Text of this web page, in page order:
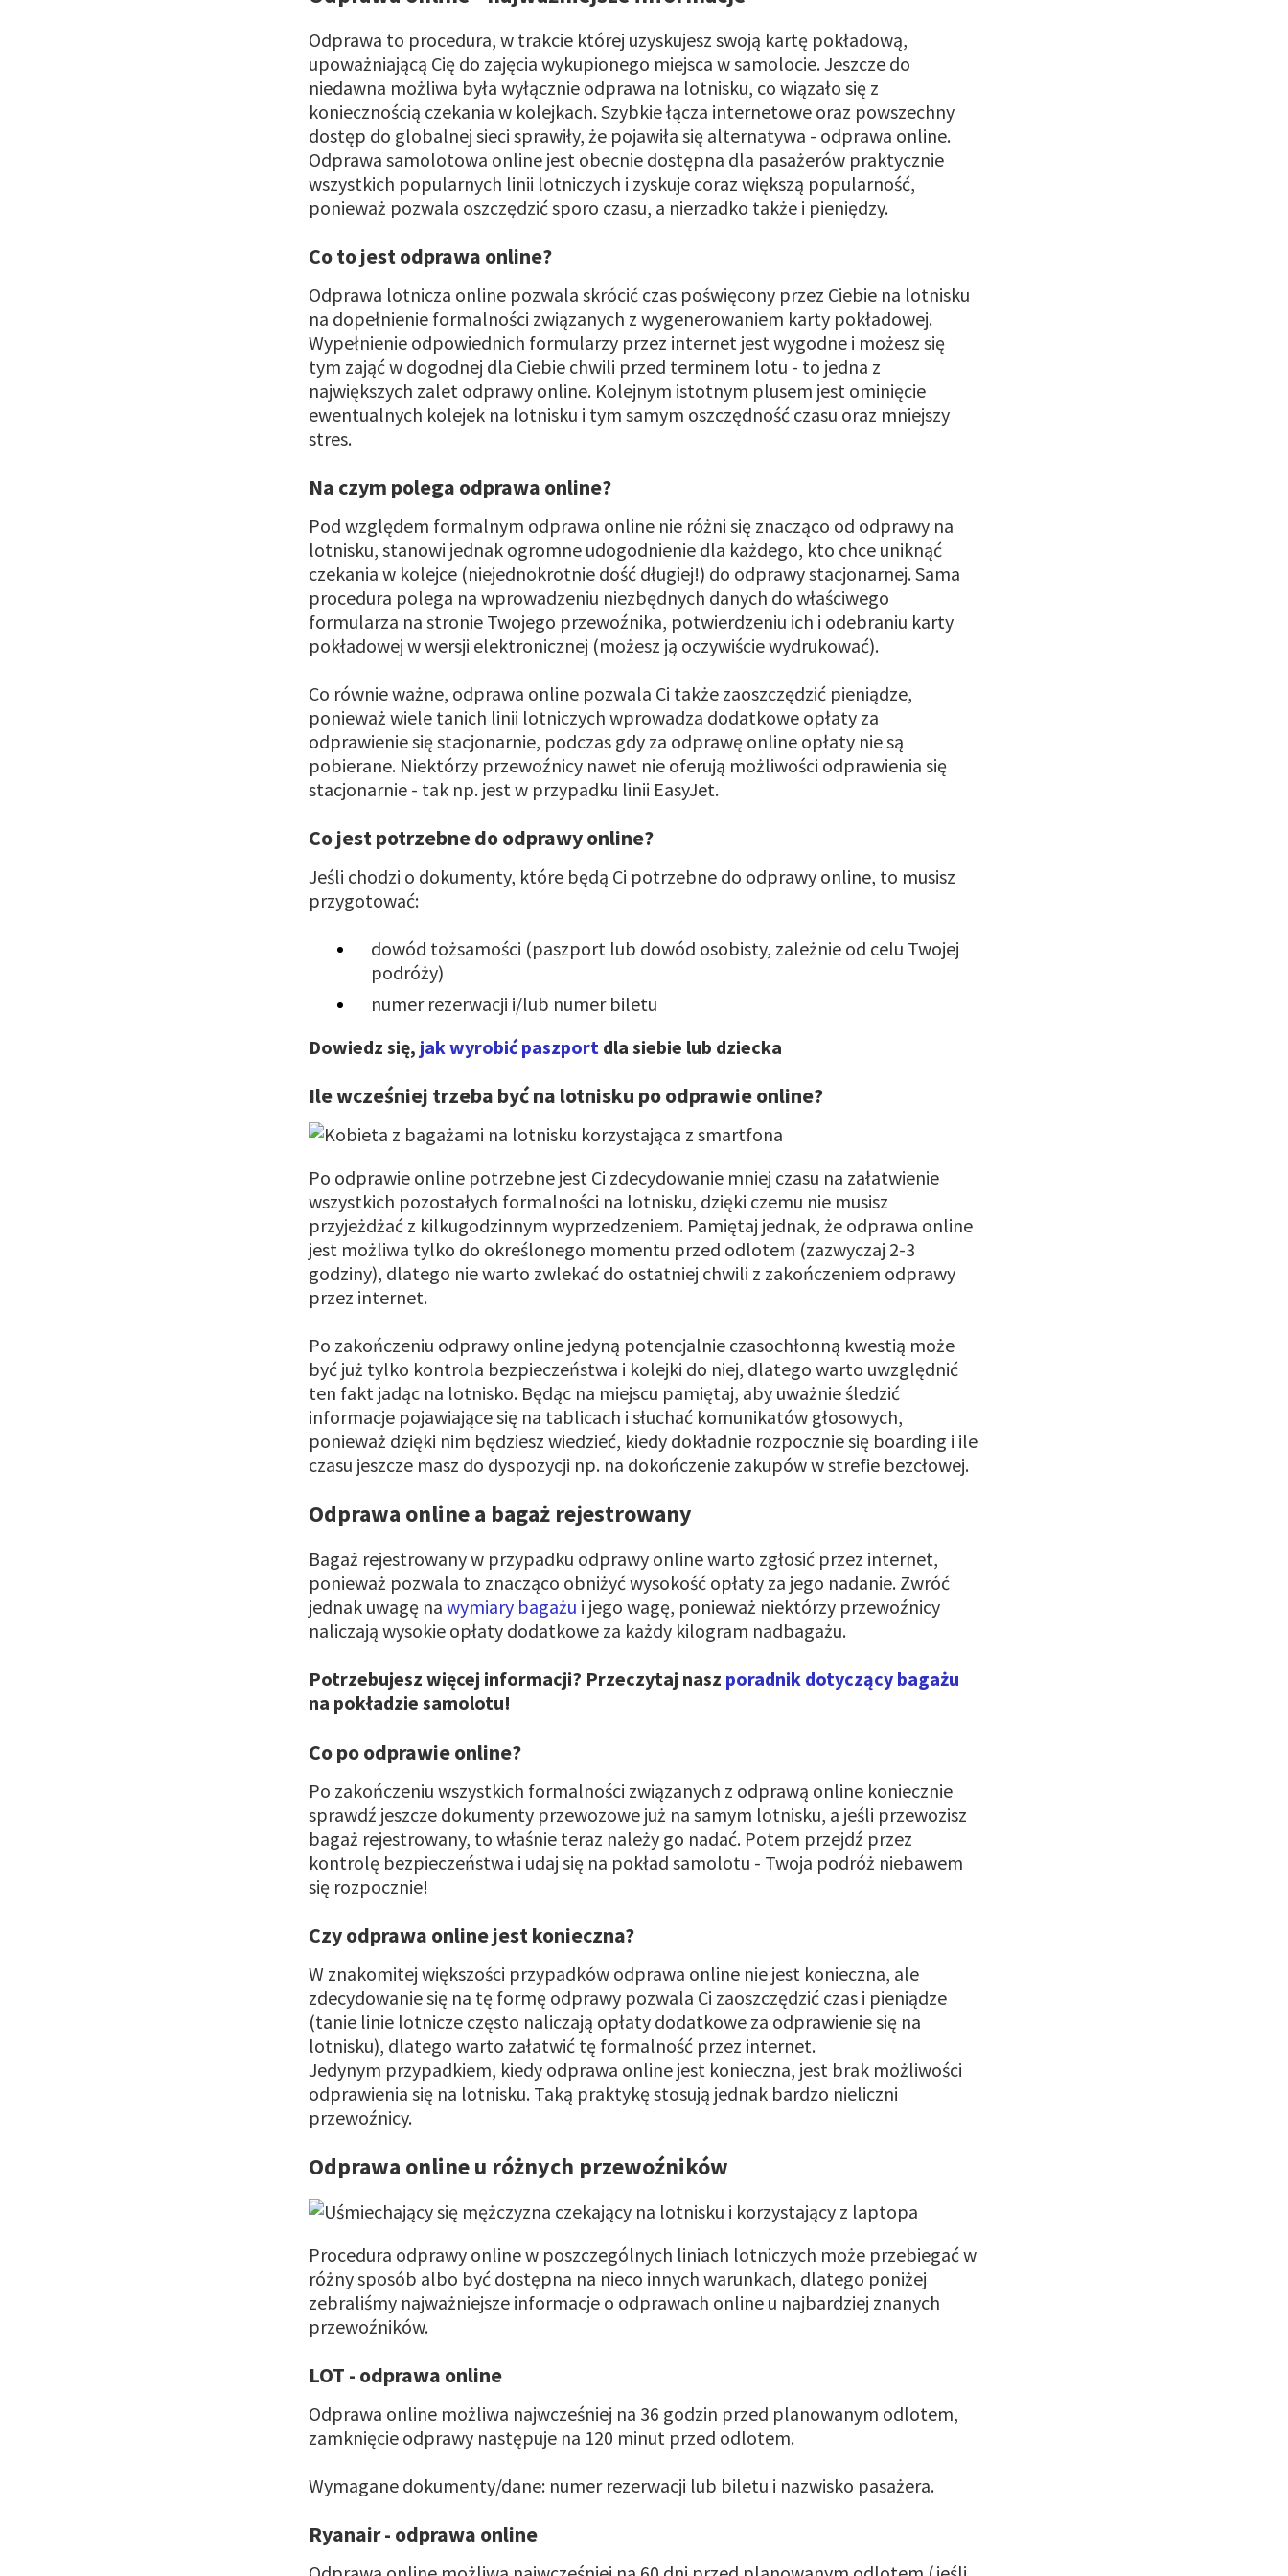
Odprawa to procedura, w trakcie której uzyskujesz swoją kartę pokładową,
upoważniającą Cię do zajęcia wykupionego miejsca w samolocie. Jeszcze do
niedawna możliwa była wyłącznie odprawa na lotnisku, co wiązało się z
koniecznością czekania w kolejkach. Szybkie łącza internetowe oraz powszechny
dostęp do globalnej sieci sprawiły, że pojawiła się alternatywa - odprawa online.
Odprawa samolotowa online jest obecnie dostępna dla pasażerów praktycznie
wszystkich popularnych linii lotniczych i zyskuje coraz większą popularność,
ponieważ pozwala oszczędzić sporo czasu, a nierzadko także i pieniędzy.
Co to jest odprawa online?
Odprawa lotnicza online pozwala skrócić czas poświęcony przez Ciebie na lotnisku
na dopełnienie formalności związanych z wygenerowaniem karty pokładowej.
Wypełnienie odpowiednich formularzy przez internet jest wygodne i możesz się
tym zająć w dogodnej dla Ciebie chwili przed terminem lotu - to jedna z
największych zalet odprawy online. Kolejnym istotnym plusem jest ominięcie
ewentualnych kolejek na lotnisku i tym samym oszczędność czasu oraz mniejszy
stres.
Na czym polega odprawa online?
Pod względem formalnym odprawa online nie różni się znacząco od odprawy na
lotnisku, stanowi jednak ogromne udogodnienie dla każdego, kto chce uniknąć
czekania w kolejce (niejednokrotnie dość długiej!) do odprawy stacjonarnej. Sama
procedura polega na wprowadzeniu niezbędnych danych do właściwego
formularza na stronie Twojego przewoźnika, potwierdzeniu ich i odebraniu karty
pokładowej w wersji elektronicznej (możesz ją oczywiście wydrukować).
Co równie ważne, odprawa online pozwala Ci także zaoszczędzić pieniądze,
ponieważ wiele tanich linii lotniczych wprowadza dodatkowe opłaty za
odprawienie się stacjonarnie, podczas gdy za odprawę online opłaty nie są
pobierane. Niektórzy przewoźnicy nawet nie oferują możliwości odprawienia się
stacjonarnie - tak np. jest w przypadku linii EasyJet.
Co jest potrzebne do odprawy online?
Jeśli chodzi o dokumenty, które będą Ci potrzebne do odprawy online, to musisz
przygotować:
dowód tożsamości (paszport lub dowód osobisty, zależnie od celu Twojej
podróży)
numer rezerwacji i/lub numer biletu
Dowiedz się, jak wyrobić paszport dla siebie lub dziecka
Ile wcześniej trzeba być na lotnisku po odprawie online?
Po odprawie online potrzebne jest Ci zdecydowanie mniej czasu na załatwienie
wszystkich pozostałych formalności na lotnisku, dzięki czemu nie musisz
przyjeżdżać z kilkugodzinnym wyprzedzeniem. Pamiętaj jednak, że odprawa online
jest możliwa tylko do określonego momentu przed odlotem (zazwyczaj 2-3
godziny), dlatego nie warto zwlekać do ostatniej chwili z zakończeniem odprawy
przez internet.
Po zakończeniu odprawy online jedyną potencjalnie czasochłonną kwestią może
być już tylko kontrola bezpieczeństwa i kolejki do niej, dlatego warto uwzględnić
ten fakt jadąc na lotnisko. Będąc na miejscu pamiętaj, aby uważnie śledzić
informacje pojawiające się na tablicach i słuchać komunikatów głosowych,
ponieważ dzięki nim będziesz wiedzieć, kiedy dokładnie rozpocznie się boarding i ile
czasu jeszcze masz do dyspozycji np. na dokończenie zakupów w strefie bezcłowej.
Odprawa online a bagaż rejestrowany
Bagaż rejestrowany w przypadku odprawy online warto zgłosić przez internet,
ponieważ pozwala to znacząco obniżyć wysokość opłaty za jego nadanie. Zwróć
jednak uwagę na wymiary bagażu i jego wagę, ponieważ niektórzy przewoźnicy
naliczają wysokie opłaty dodatkowe za każdy kilogram nadbagażu.
Potrzebujesz więcej informacji? Przeczytaj nasz poradnik dotyczący bagażu
na pokładzie samolotu!
Co po odprawie online?
Po zakończeniu wszystkich formalności związanych z odprawą online koniecznie
sprawdź jeszcze dokumenty przewozowe już na samym lotnisku, a jeśli przewozisz
bagaż rejestrowany, to właśnie teraz należy go nadać. Potem przejdź przez
kontrolę bezpieczeństwa i udaj się na pokład samolotu - Twoja podróż niebawem
się rozpocznie!
Czy odprawa online jest konieczna?
W znakomitej większości przypadków odprawa online nie jest konieczna, ale
zdecydowanie się na tę formę odprawy pozwala Ci zaoszczędzić czas i pieniądze
(tanie linie lotnicze często naliczają opłaty dodatkowe za odprawienie się na
lotnisku), dlatego warto załatwić tę formalność przez internet.
Jedynym przypadkiem, kiedy odprawa online jest konieczna, jest brak możliwości
odprawienia się na lotnisku. Taką praktykę stosują jednak bardzo nieliczni
przewoźnicy.
Odprawa online u różnych przewoźników
Procedura odprawy online w poszczególnych liniach lotniczych może przebiegać w
różny sposób albo być dostępna na nieco innych warunkach, dlatego poniżej
zebraliśmy najważniejsze informacje o odprawach online u najbardziej znanych
przewoźników.
LOT - odprawa online
Odprawa online możliwa najwcześniej na 36 godzin przed planowanym odlotem,
zamknięcie odprawy następuje na 120 minut przed odlotem.
Wymagane dokumenty/dane: numer rezerwacji lub biletu i nazwisko pasażera.
Ryanair - odprawa online